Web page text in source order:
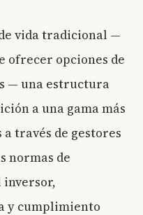
vida tradicional —
ofrecer opciones de
— una estructura
a una gama más
través de gestores
normas de
y cumplimiento